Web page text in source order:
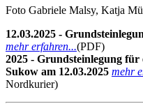
Foto Gabriele Malsy, Katja
12.03.2025 -
mehr erfahren...(PDF)
2025 - Grundsteinlegung für
Sukow am 12.03.2025 mehr
Nordkurier)